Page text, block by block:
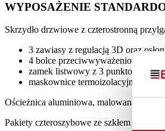
WYPOSAŻENIE
Skrzydło drzwiowe z czterostronną
3 zawiasy z regulacją 3D oraz
4 bolce przeciwwyważeniowe
zamek listwowy z 3 punktowym
maskownice termoizolacyjne
Ościeżnica aluminiowa, malowana na
Pakiety czteroszybowe ze szkłem